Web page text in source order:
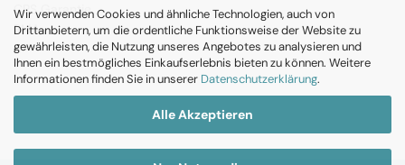
Wir verwenden Cookies und ähnliche Technologien, auch von
Drittanbietern, um die ordentliche Funktionsweise der Website zu
gewährleisten, die Nutzung unseres Angebotes zu analysieren und
Ihnen ein bestmögliches Einkaufserlebnis bieten zu können. Weitere
Informationen finden Sie in unserer Datenschutzerklärung.
Alle Akzeptieren
CPS Garantie
RMA